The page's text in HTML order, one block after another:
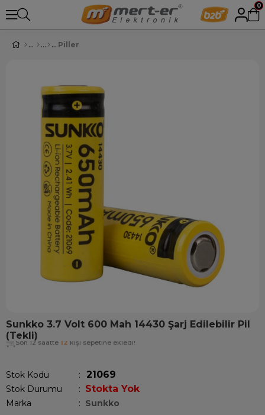
0
Piller
Sunkko 3.7 Volt 600 Mah 14430 Şarj Edilebilir Pil
(Tekli)
Son 12 saatte 12 kişi sepetine ekledi!
Stok Kodu 21069
Stok Durumu : Stokta Yok
Marka : Sunkko